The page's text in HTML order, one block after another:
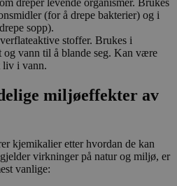
dreper levende organismer. Brukes
(for å drepe bakterier) og i
sopp).
stoffer. Brukes i
og vann til å blande seg. Kan være
liv i vann.
miljøeffekter av
kjemikalier etter hvordan de kan
virkninger på natur og miljø, er
vanlige: